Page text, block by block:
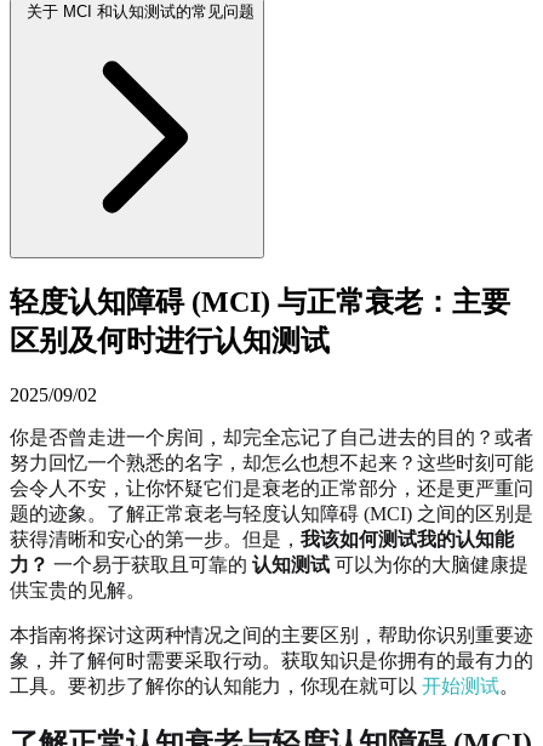
关于 MCI 和认知测试的常见问题
轻度认知障碍 (MCI) 与正常衰老：主要
区别及何时进行认知测试
2025/09/02
你是否曾走进一个房间，却完全忘记了自己进去的目的？或者
努力回忆一个熟悉的名字，却怎么也想不起来？这些时刻可能
会令人不安，让你怀疑它们是衰老的正常部分，还是更严重问
题的迹象。了解正常衰老与轻度认知障碍 (MCI) 之间的区别是
获得清晰和安心的第一步。但是， 我该如何测试我的认知能
力？ 一个易于获取且可靠的 认知测试 可以为你的大脑健康提
供宝贵的见解。
本指南将探讨这两种情况之间的主要区别，帮助你识别重要迹
象，并了解何时需要采取行动。获取知识是你拥有的最有力的
工具。要初步了解你的认知能力，你现在就可以 开始测试。